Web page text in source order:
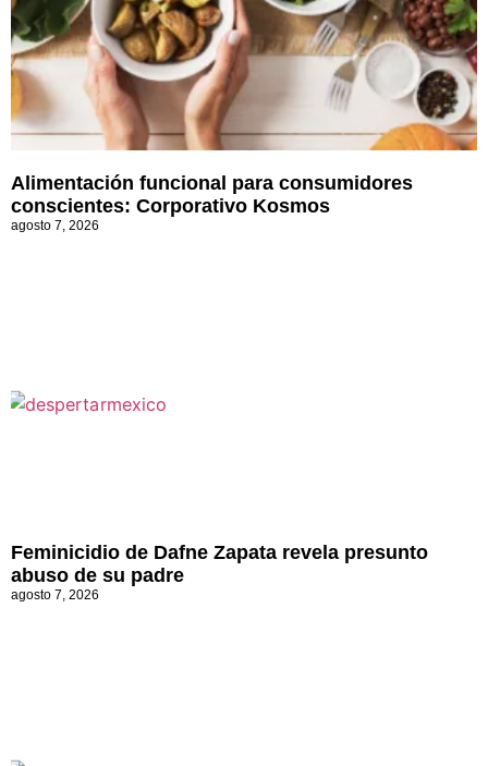
Alimentación funcional para consumidores
conscientes: Corporativo Kosmos
agosto 7, 2026
Feminicidio de Dafne Zapata revela presunto
abuso de su padre
agosto 7, 2026